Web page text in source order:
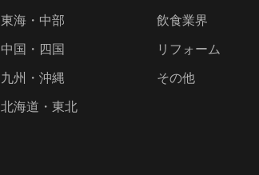
東海・中部
中国・四国
九州・沖縄
北海道・東北
飲食業界
リフォーム
その他